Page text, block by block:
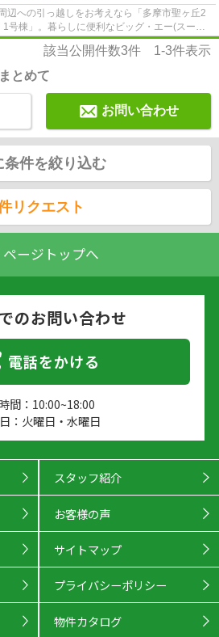
辺への引っ越しをお考えなら「多摩市聖ヶ丘2
棟」。暮らしに便利なビッグ・エー(スーパ
ころにあります。隣...
該当公開件数3件 1-3件表示
とめて
お問い合わせ
条件を絞り込む
リクエスト
ページトップへ
のお問い合わせ
電話をかける
間：10:00~18:00
：火曜日・水曜日
スタッフ紹介
お客様の声
サイトマップ
プライバシーポリシー
物件カタログ